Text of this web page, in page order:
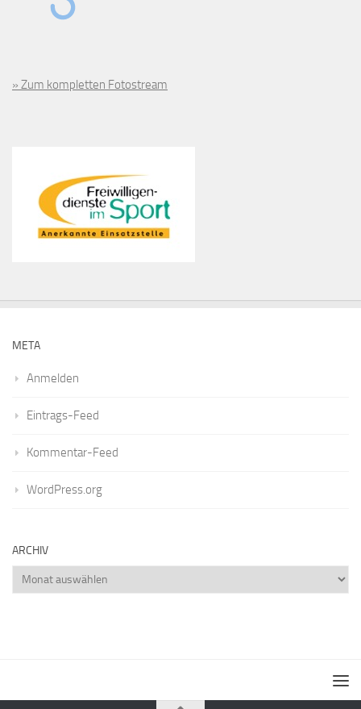
» Zum kompletten Fotostream
META
Anmelden
Eintrags-Feed
Kommentar-Feed
WordPress.org
ARCHIV
Archiv